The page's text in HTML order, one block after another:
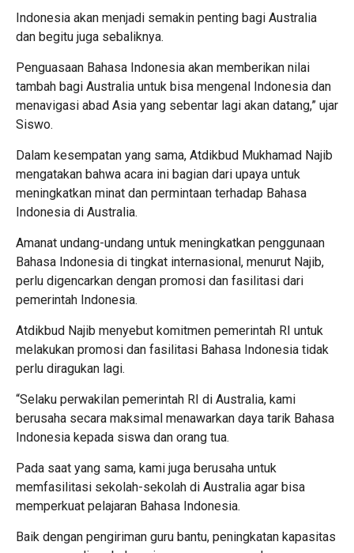
Indonesia akan menjadi semakin penting bagi Australia
dan begitu juga sebaliknya.
Penguasaan Bahasa Indonesia akan memberikan nilai
tambah bagi Australia untuk bisa mengenal Indonesia dan
menavigasi abad Asia yang sebentar lagi akan datang,” ujar
Siswo.
Dalam kesempatan yang sama, Atdikbud Mukhamad Najib
mengatakan bahwa acara ini bagian dari upaya untuk
meningkatkan minat dan permintaan terhadap Bahasa
Indonesia di Australia.
Amanat undang-undang untuk meningkatkan penggunaan
Bahasa Indonesia di tingkat internasional, menurut Najib,
perlu digencarkan dengan promosi dan fasilitasi dari
pemerintah Indonesia.
Atdikbud Najib menyebut komitmen pemerintah RI untuk
melakukan promosi dan fasilitasi Bahasa Indonesia tidak
perlu diragukan lagi.
“Selaku perwakilan pemerintah RI di Australia, kami
berusaha secara maksimal menawarkan daya tarik Bahasa
Indonesia kepada siswa dan orang tua.
Pada saat yang sama, kami juga berusaha untuk
memfasilitasi sekolah-sekolah di Australia agar bisa
memperkuat pelajaran Bahasa Indonesia.
Baik dengan pengiriman guru bantu, peningkatan kapasitas